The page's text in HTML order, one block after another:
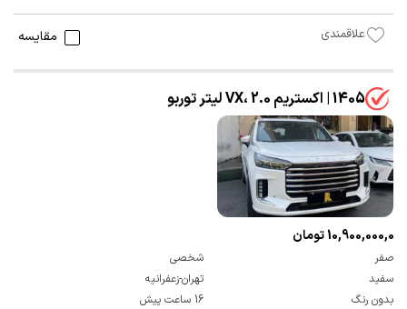
علاقمندی مقایسه
1405 | اکستریم VX، 2.0 لیتر توربو
10,900,000,000 تومان
صفر
شخصی
سفید
تهران-زعفرانیه
بدون رنگ
16 ساعت پیش